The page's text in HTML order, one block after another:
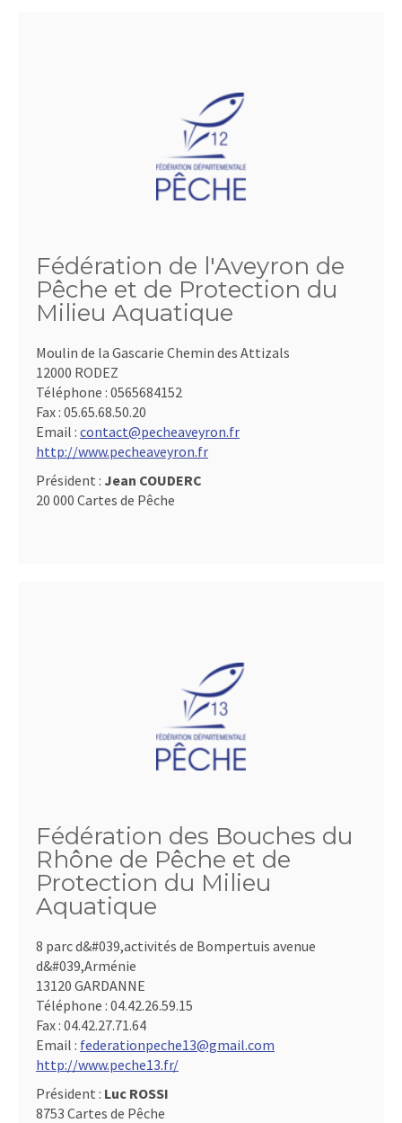
Fédération de l'Aveyron de
Pêche et de Protection du
Milieu Aquatique
Moulin de la Gascarie Chemin des Attizals
12000 RODEZ
Téléphone : 0565684152
Fax : 05.65.68.50.20
Email : contact@pecheaveyron.fr
http://www.pecheaveyron.fr
Président : Jean COUDERC
20 000 Cartes de Pêche
Fédération des Bouches du
Rhône de Pêche et de
Protection du Milieu
Aquatique
8 parc d&#039,activités de Bompertuis avenue
d&#039,Arménie
13120 GARDANNE
Téléphone : 04.42.26.59.15
Fax : 04.42.27.71.64
Email : federationpeche13@gmail.com
http://www.peche13.fr/
Président : Luc ROSSI
8753 Cartes de Pêche